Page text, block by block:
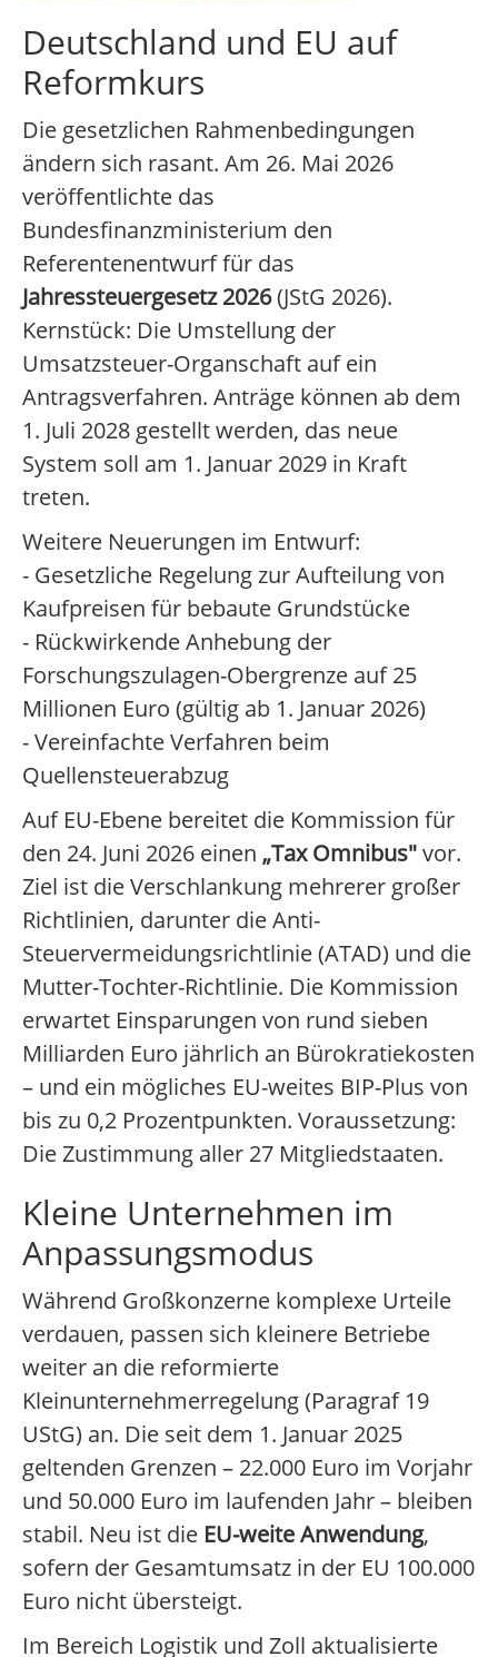
Deutschland und EU auf
Reformkurs
Die gesetzlichen Rahmenbedingungen
ändern sich rasant. Am 26. Mai 2026
veröffentlichte das
Bundesfinanzministerium den
Referentenentwurf für das
Jahressteuergesetz 2026(JStG 2026).
Kernstück: Die Umstellung der
Umsatzsteuer-Organschaft auf ein
Antragsverfahren. Anträge können ab dem
1. Juli 2028 gestellt werden, das neue
System soll am 1. Januar 2029 in Kraft
treten.
Weitere Neuerungen im Entwurf:
- Gesetzliche Regelung zur Aufteilung von
Kaufpreisen für bebaute Grundstücke
- Rückwirkende Anhebung der
Forschungszulagen-Obergrenze auf 25
Millionen Euro (gültig ab 1. Januar 2026)
- Vereinfachte Verfahren beim
Quellensteuerabzug
Auf EU-Ebene bereitet die Kommission für
den 24. Juni 2026 einen „Tax Omnibus"vor.
Ziel ist die Verschlankung mehrerer großer
Richtlinien, darunter die Anti-
Steuervermeidungsrichtlinie (ATAD) und die
Mutter-Tochter-Richtlinie. Die Kommission
erwartet Einsparungen von rund sieben
Milliarden Euro jährlich an Bürokratiekosten
– und ein mögliches EU-weites BIP-Plus von
bis zu 0,2 Prozentpunkten. Voraussetzung:
Die Zustimmung aller 27 Mitgliedstaaten.
Kleine Unternehmen im
Anpassungsmodus
Während Großkonzerne komplexe Urteile
verdauen, passen sich kleinere Betriebe
weiter an die reformierte
Kleinunternehmerregelung (Paragraf 19
UStG) an. Die seit dem 1. Januar 2025
geltenden Grenzen – 22.000 Euro im Vorjahr
und 50.000 Euro im laufenden Jahr – bleiben
stabil. Neu ist die EU-weite Anwendung,
sofern der Gesamtumsatz in der EU 100.000
Euro nicht übersteigt.
Im Bereich Logistik und Zoll aktualisierte